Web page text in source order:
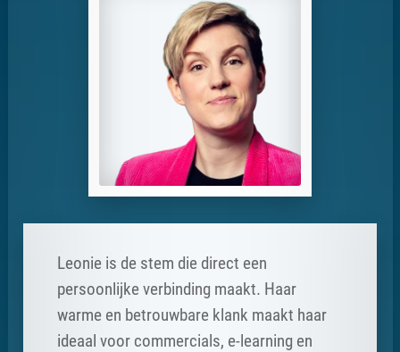
Leonie is de stem die direct een
persoonlijke verbinding maakt. Haar
warme en betrouwbare klank maakt haar
ideaal voor commercials, e-learning en